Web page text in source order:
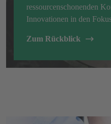
ressourcenschonenden
Innovationen in den
Zum Rückblick